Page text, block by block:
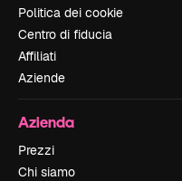
Politica dei cookie
Centro di fiducia
Affiliati
Aziende
Azienda
Prezzi
Chi siamo